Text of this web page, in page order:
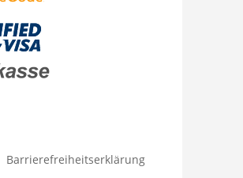
Barrierefreiheitserklärung